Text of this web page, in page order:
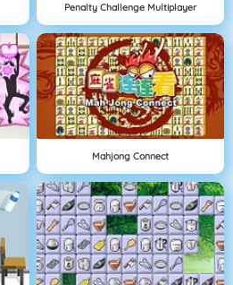
Penalty Challenge Multiplayer
Mahjong Connect